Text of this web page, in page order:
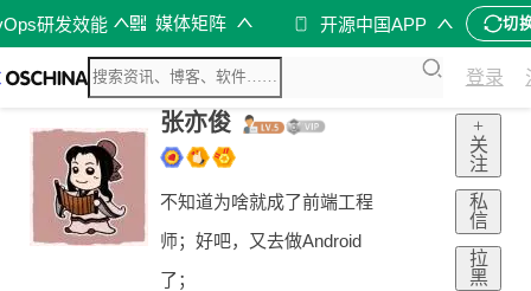
研发效能 媒体矩阵 开源中国APP 切
登录
张亦俊
不知道为啥就成了前端工程
师；好吧，又去做Android
了；
+
关
注
私
信
拉
黑